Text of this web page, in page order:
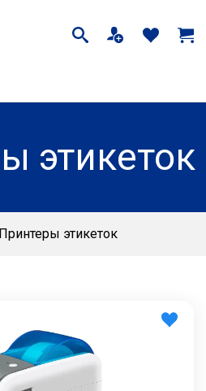
этикеток
Принтеры этикеток